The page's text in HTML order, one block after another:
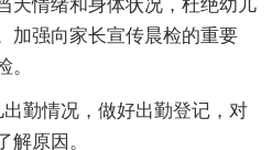
天情绪和身体状况，杜绝幼儿
加强向家长宣传晨检的重要
勤情况，做好出勤登记，对
解原因。